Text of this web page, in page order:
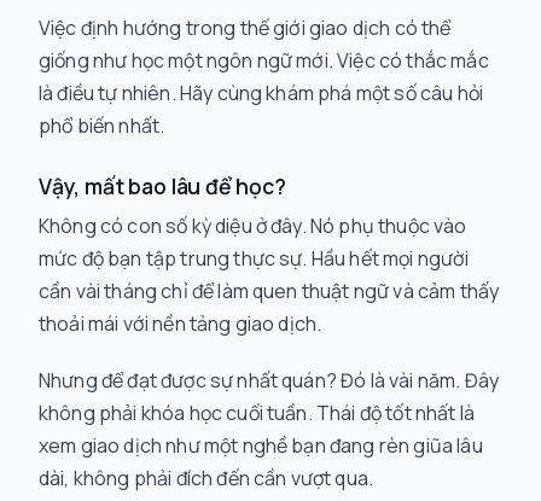
Việc định hướng trong thế giới giao dịch có thể
giống như học một ngôn ngữ mới. Việc có thắc mắc
là điều tự nhiên. Hãy cùng khám phá một số câu hỏi
phổ biến nhất.
Vậy, mất bao lâu để học?
Không có con số kỳ diệu ở đây. Nó phụ thuộc vào
mức độ bạn tập trung thực sự. Hầu hết mọi người
cần vài tháng chỉ để làm quen thuật ngữ và cảm thấy
thoải mái với nền tảng giao dịch.
Nhưng để đạt được sự nhất quán? Đó là vài năm. Đây
không phải khóa học cuối tuần. Thái độ tốt nhất là
xem giao dịch như một nghề bạn đang rèn giũa lâu
dài, không phải đích đến cần vượt qua.